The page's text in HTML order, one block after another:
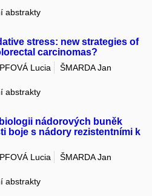
abstrakty
stress: new strategies of
carcinomas?
Lucia
ŠMARDA Jan
abstrakty
nádorových buněk
boje s nádory rezistentními k
Lucia
ŠMARDA Jan
abstrakty